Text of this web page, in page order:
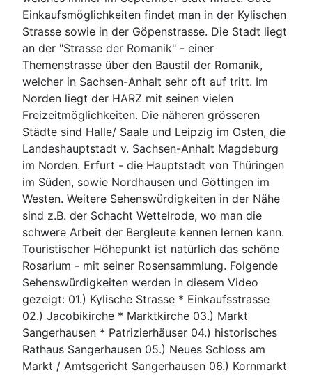
Einkaufsmöglichkeiten findet man in der Kylischen
Strasse sowie in der Göpenstrasse. Die Stadt liegt
an der "Strasse der Romanik" - einer
Themenstrasse über den Baustil der Romanik,
welcher in Sachsen-Anhalt sehr oft auf tritt. Im
Norden liegt der HARZ mit seinen vielen
Freizeitmöglichkeiten. Die näheren grösseren
Städte sind Halle/ Saale und Leipzig im Osten, die
Landeshauptstadt v. Sachsen-Anhalt Magdeburg
im Norden. Erfurt - die Hauptstadt von Thüringen
im Süden, sowie Nordhausen und Göttingen im
Westen. Weitere Sehenswürdigkeiten in der Nähe
sind z.B. der Schacht Wettelrode, wo man die
schwere Arbeit der Bergleute kennen lernen kann.
Touristischer Höhepunkt ist natürlich das schöne
Rosarium - mit seiner Rosensammlung. Folgende
Sehenswürdigkeiten werden in diesem Video
gezeigt: 01.) Kylische Strasse * Einkaufsstrasse
02.) Jacobikirche * Marktkirche 03.) Markt
Sangerhausen * Patrizierhäuser 04.) historisches
Rathaus Sangerhausen 05.) Neues Schloss am
Markt / Amtsgericht Sangerhausen 06.) Kornmarkt